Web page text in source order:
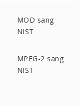
MOD sang
NIST
MPEG-2 sang
NIST